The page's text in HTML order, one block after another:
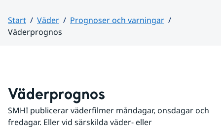
Start Väder
Prognoser och varningar
Väderprognos
Väderprognos
SMHI publicerar väderfilmer måndagar, onsdagar och
fredagar. Eller vid särskilda väder- eller